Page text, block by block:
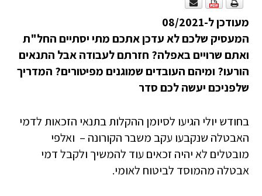
מעודכן ל-08/2021
המעסיק שלכם לא עדכן אתכם מתי יסתיים החל"ת
ואתם שרויים באפלה? חזרתם לעבודה אבל התנאים
הורעו? ומיהם העובדים שמוגנים מפיטורים? המדריך
שלפניכם יעשה לכם סדר
בחודש יולי הגיעו לסיומן ההקלות בתנאי הזכאות לדמי
האבטלה שנקבעו עקב משבר הקורונה – ואלפי
מובטלים לא יהיה זכאים עוד להמשיך ולקבל דמי
אבטלה מהמוסד לביטוח לאומי.